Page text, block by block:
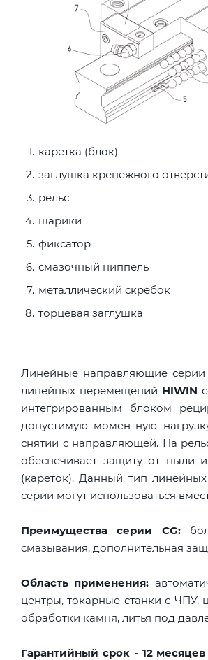
каретка (блок)
заглушка крепежного
рельс
шарики
фиксатор
смазочный ниппель
металлический скребок
торцевая заглушка
Линейные направляющие серии
линейных перемещений HIWIN
интегрированным блоком
допустимую моментную
снятии с направляющей. На
обеспечивает защиту от пыли
(кареток). Данный тип
серии могут использоваться
Преимущества серии CG:
смазывания, дополнительная
Область применения:
центры, токарные станки с
обработки камня, литья под
Гарантийный срок - 12 месяцев